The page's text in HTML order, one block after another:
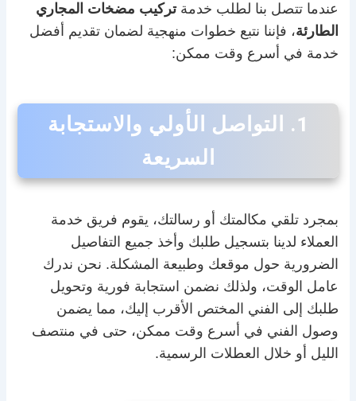
عندما تتصل بنا لطلب خدمةتركيب مضخات المجاري
الطارئة، فإننا نتبع خطوات منهجية لضمان تقديم أفضل
خدمة في أسرع وقت ممكن:
1. التواصل الأولي والاستجابة
السريعة
بمجرد تلقي مكالمتك أو رسالتك، يقوم فريق خدمة
العملاء لدينا بتسجيل طلبك وأخذ جميع التفاصيل
الضرورية حول موقعك وطبيعة المشكلة. نحن ندرك
عامل الوقت، ولذلك نضمن استجابة فورية وتحويل
طلبك إلى الفني المختص الأقرب إليك، مما يضمن
وصول الفني في أسرع وقت ممكن، حتى في منتصف
الليل أو خلال العطلات الرسمية.